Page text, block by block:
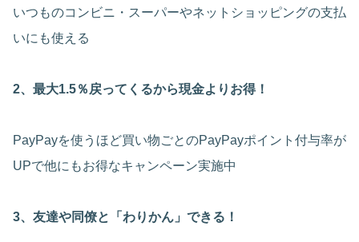
いつものコンビニ・スーパーやネットショッピングの支払
いにも使える
2、最大1.5％戻ってくるから現金よりお得！
PayPayを使うほど買い物ごとのPayPayポイント付与率が
UPで他にもお得なキャンペーン実施中
3、友達や同僚と「わりかん」できる！